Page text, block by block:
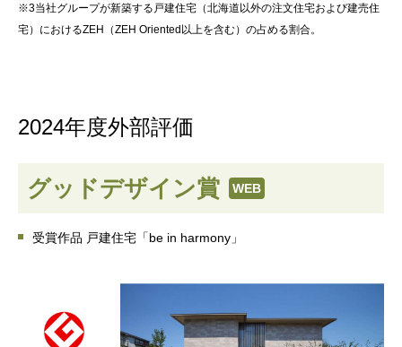
※3当社グループが新築する戸建住宅（北海道以外の注文住宅および建売住
宅）におけるZEH（ZEH Oriented以上を含む）の占める割合。
2024年度外部評価
グッドデザイン賞 WEB
受賞作品 戸建住宅「be in harmony」